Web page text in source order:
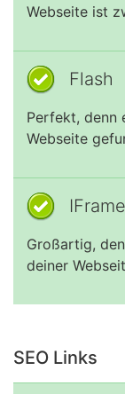
Webseite ist
Flash
Perfekt, denn
Webseite
IFrame
Großartig,
deiner
SEO Links